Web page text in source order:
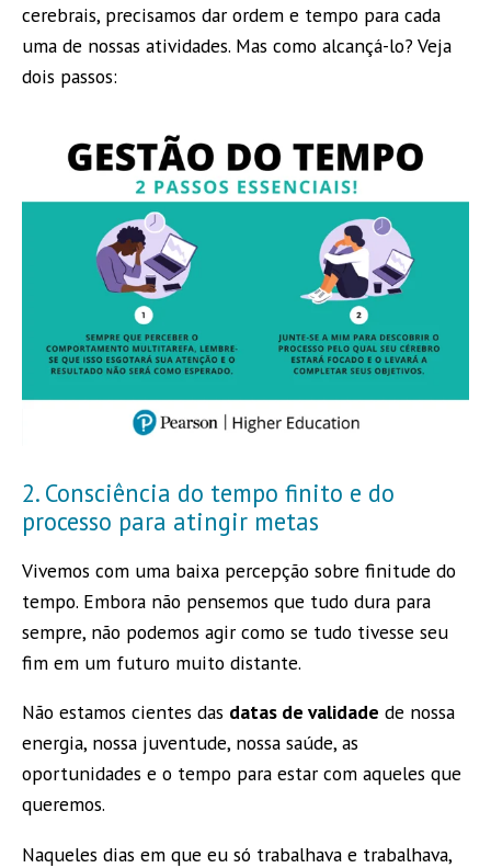
cerebrais, precisamos dar ordem e tempo para cada
uma de nossas atividades. Mas como alcançá-lo? Veja
dois passos:
2. Consciência do tempo finito e do
processo para atingir metas
Vivemos com uma baixa percepção sobre finitude do
tempo. Embora não pensemos que tudo dura para
sempre, não podemos agir como se tudo tivesse seu
fim em um futuro muito distante.
Não estamos cientes das datas de validade de nossa
energia, nossa juventude, nossa saúde, as
oportunidades e o tempo para estar com aqueles que
queremos.
Naqueles dias em que eu só trabalhava e trabalhava,